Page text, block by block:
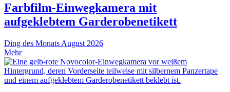
Farbfilm-Einwegkamera mit
aufgeklebtem Garderobenetikett
Ding des Monats August 2026
Mehr